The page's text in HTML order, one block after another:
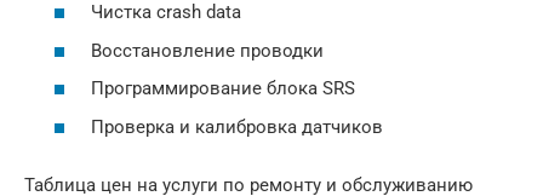
Чистка crash data
Восстановление проводки
Программирование блока SRS
Проверка и калибровка датчиков
Таблица цен на услуги по ремонту и обслуживанию